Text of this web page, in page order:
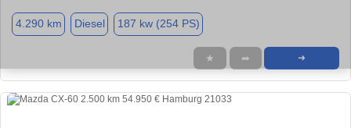
4.290 km Diesel 187 kw (254 PS)
★ ➦ ➜